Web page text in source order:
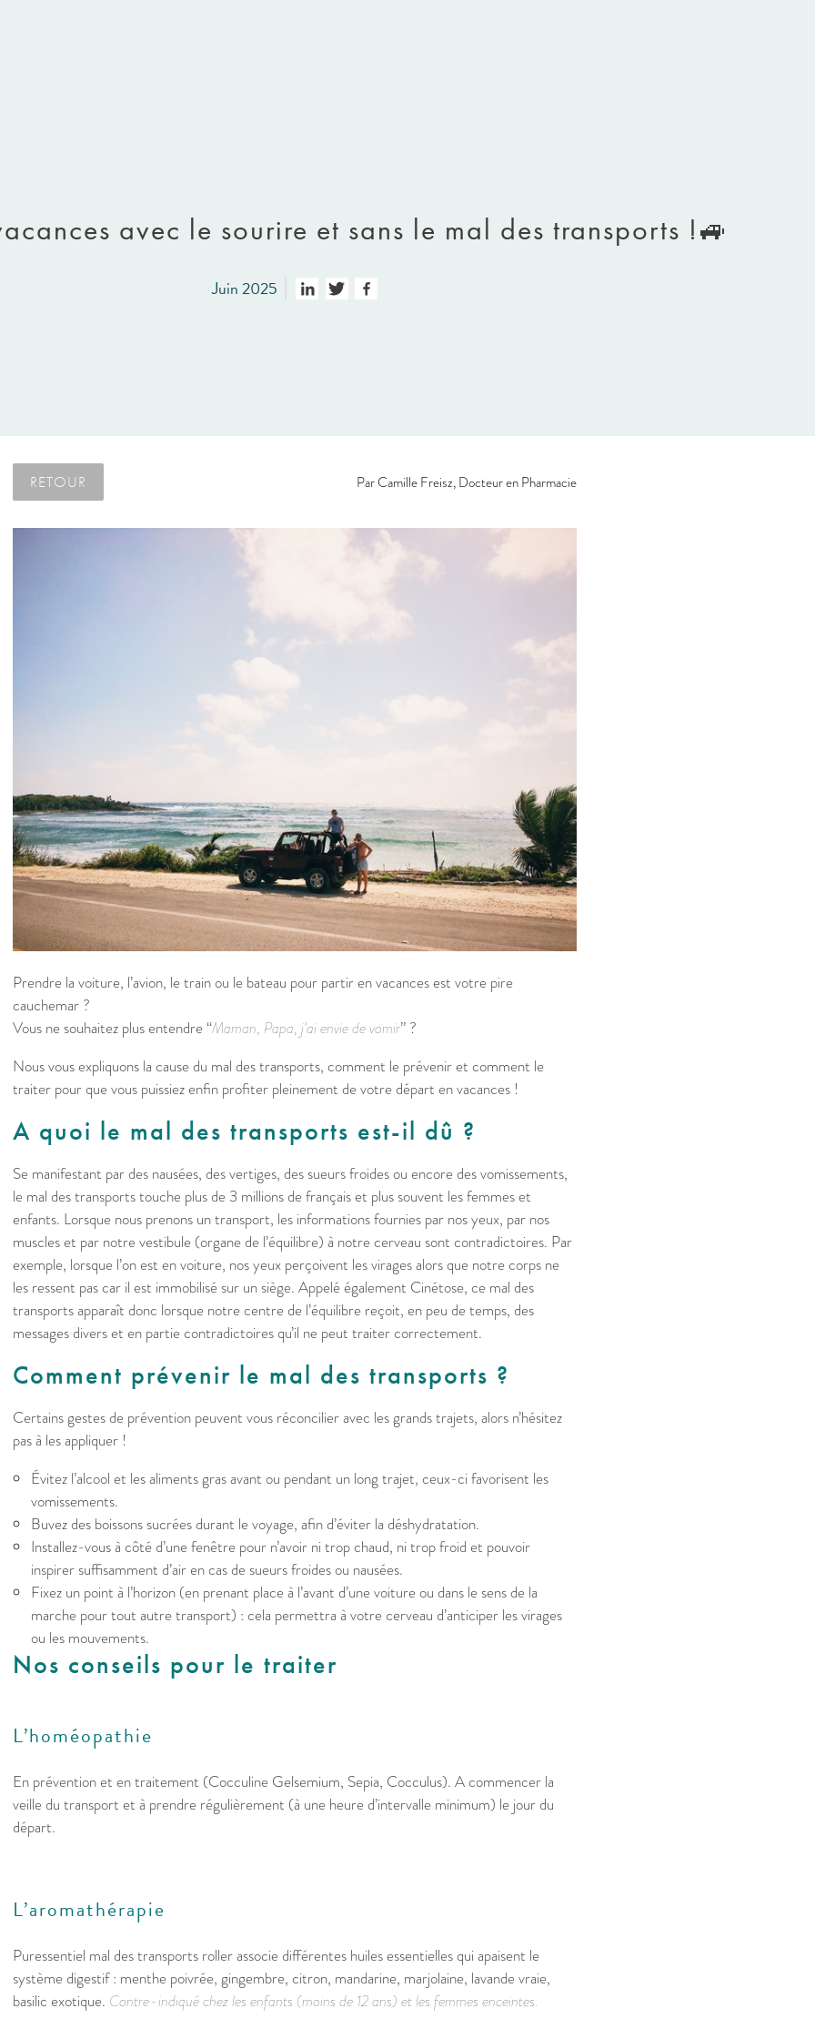
avec le sourire et sans le mal des transports !🚙
Juin 2025
RETOUR ParCamille Freisz, Docteur en Pharmacie
Prendre la voiture, l’avion, le train ou le bateau pour partir en vacances est votre pire
cauchemar ?
Vous ne souhaitez plus entendre “Maman, Papa, j’ai envie de vomir” ?
Nous vous expliquons la cause du mal des transports, comment le prévenir et comment le
traiter pour que vous puissiez enfin profiter pleinement de votre départ en vacances !
A quoi le mal des transports est-il dû ?
Se manifestant par des nausées, des vertiges, des sueurs froides ou encore des vomissements,
le mal des transports touche plus de 3 millions de français et plus souvent les femmes et
enfants. Lorsque nous prenons un transport, les informations fournies par nos yeux, par nos
muscles et par notre vestibule (organe de l’équilibre) à notre cerveau sont contradictoires. Par
exemple, lorsque l’on est en voiture, nos yeux perçoivent les virages alors que notre corps ne
les ressent pas car il est immobilisé sur un siège. Appelé également Cinétose, ce mal des
transports apparaît donc lorsque notre centre de l’équilibre reçoit, en peu de temps, des
messages divers et en partie contradictoires qu’il ne peut traiter correctement.
Comment prévenir le mal des transports ?
Certains gestes de prévention peuvent vous réconcilier avec les grands trajets, alors n’hésitez
pas à les appliquer !
Évitez l’alcool et les aliments gras avant ou pendant un long trajet, ceux-ci favorisent les
vomissements.
Buvez des boissons sucrées durant le voyage, afin d’éviter la déshydratation.
Installez-vous à côté d’une fenêtre pour n’avoir ni trop chaud, ni trop froid et pouvoir
inspirer suffisamment d’air en cas de sueurs froides ou nausées.
Fixez un point à l’horizon (en prenant place à l’avant d’une voiture ou dans le sens de la
marche pour tout autre transport) : cela permettra à votre cerveau d’anticiper les virages
ou les mouvements.
Nos conseils pour le traiter
L’homéopathie
En prévention et en traitement (Cocculine Gelsemium, Sepia, Cocculus). A commencer la
veille du transport et à prendre régulièrement (à une heure d’intervalle minimum) le jour du
départ.
L’aromathérapie
Puressentiel mal des transports roller associe différentes huiles essentielles qui apaisent le
système digestif : menthe poivrée, gingembre, citron, mandarine, marjolaine, lavande vraie,
basilic exotique. Contre-indiqué chez les enfants (moins de 12 ans) et les femmes enceintes.